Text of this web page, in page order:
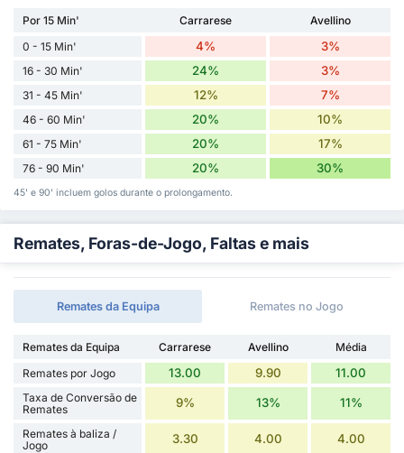
Por 15 Min' Carrarese
Avellino
0 - 15 Min'
4% 3%
16 - 30 Min' 24% 3%
31 - 45 Min' 12% 7%
46 - 60 Min' 20% 10%
61 - 75 Min' 20% 17%
76 - 90 Min' 20% 30%
45' e 90' incluem golos durante o prolongamento.
Remates, Foras-de-Jogo, Faltas e mais
Remates da Equipa Remates no Jogo
Remates da Equipa Carrarese Avellino
Média
Remates por Jogo
13.00 9.90 11.00
Taxa de Conversão de
Remates
9% 13% 11%
Remates à baliza /
Jogo
3.30 4.00 4.00